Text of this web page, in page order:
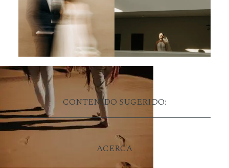
CONTENIDO SUGERIDO:
ACERCA